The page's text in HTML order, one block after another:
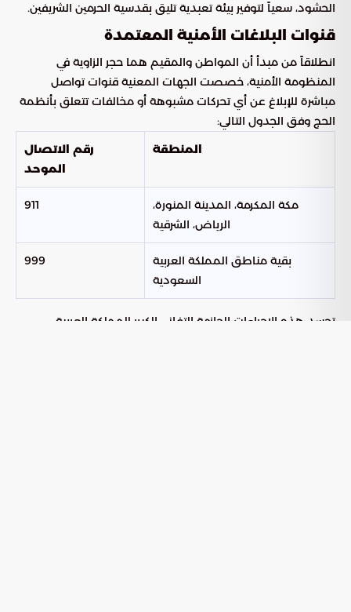
الحشود، سعياً لتوفير بيئة تعبدية تليق بقدسية الحرمين الشريفين.
قنوات البلاغات الأمنية المعتمدة
انطلاقاً من مبدأ أن المواطن والمقيم هما حجر الزاوية في
المنظومة الأمنية، خصصت الجهات المعنية قنوات تواصل
مباشرة للإبلاغ عن أي تحركات مشبوهة أو مخالفات تتعلق بأنظمة
الحج وفق الجدول التالي:
المنطقة
رقم الاتصال
الموحد
مكة المكرمة، المدينة المنورة،
الرياض، الشرقية
911
بقية مناطق المملكة العربية
السعودية
999
تجسد هذه الإجراءات الحازمة التفاني الكبير للمملكة العربية